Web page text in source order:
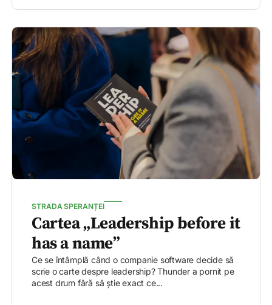
STRADA SPERANȚEI
Cartea „Leadership before it
has a name”
Ce se întâmplă când o companie software decide să
scrie o carte despre leadership? Thunder a pornit pe
acest drum fără să știe exact ce...